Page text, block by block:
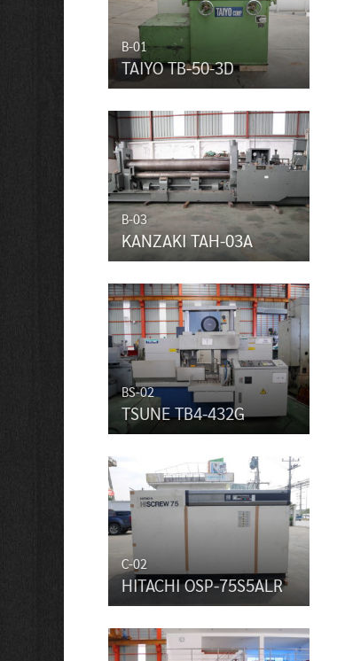
B-01
TAIYO TB-50-3D
B-03
KANZAKI TAH-03A
BS-02
TSUNE TB4-432G
C-02
HITACHI OSP-75S5ALR